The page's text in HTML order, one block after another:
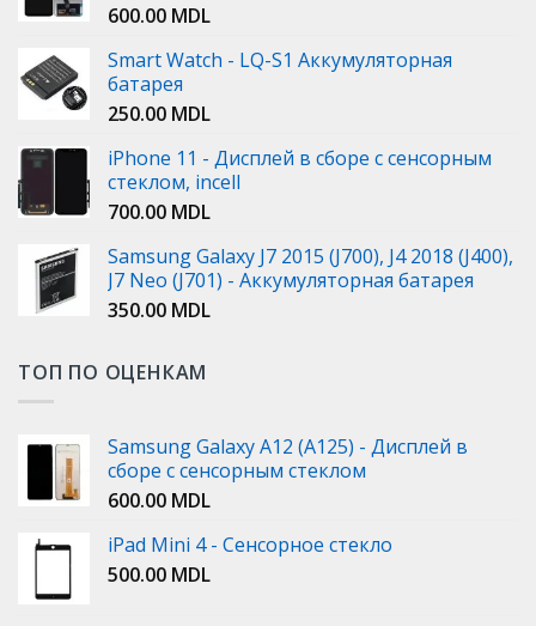
600.00 MDL
Smart Watch - LQ-S1 Аккумуляторная
батарея
250.00 MDL
iPhone 11 - Дисплей в сборе с сенсорным
стеклом, incell
700.00 MDL
Samsung Galaxy J7 2015 (J700), J4 2018 (J400),
J7 Neo (J701) - Аккумуляторная батарея
350.00 MDL
ТОП ПО ОЦЕНКАМ
Samsung Galaxy A12 (A125) - Дисплей в
сборе с сенсорным стеклом
600.00 MDL
iPad Mini 4 - Сенсорное стекло
500.00 MDL